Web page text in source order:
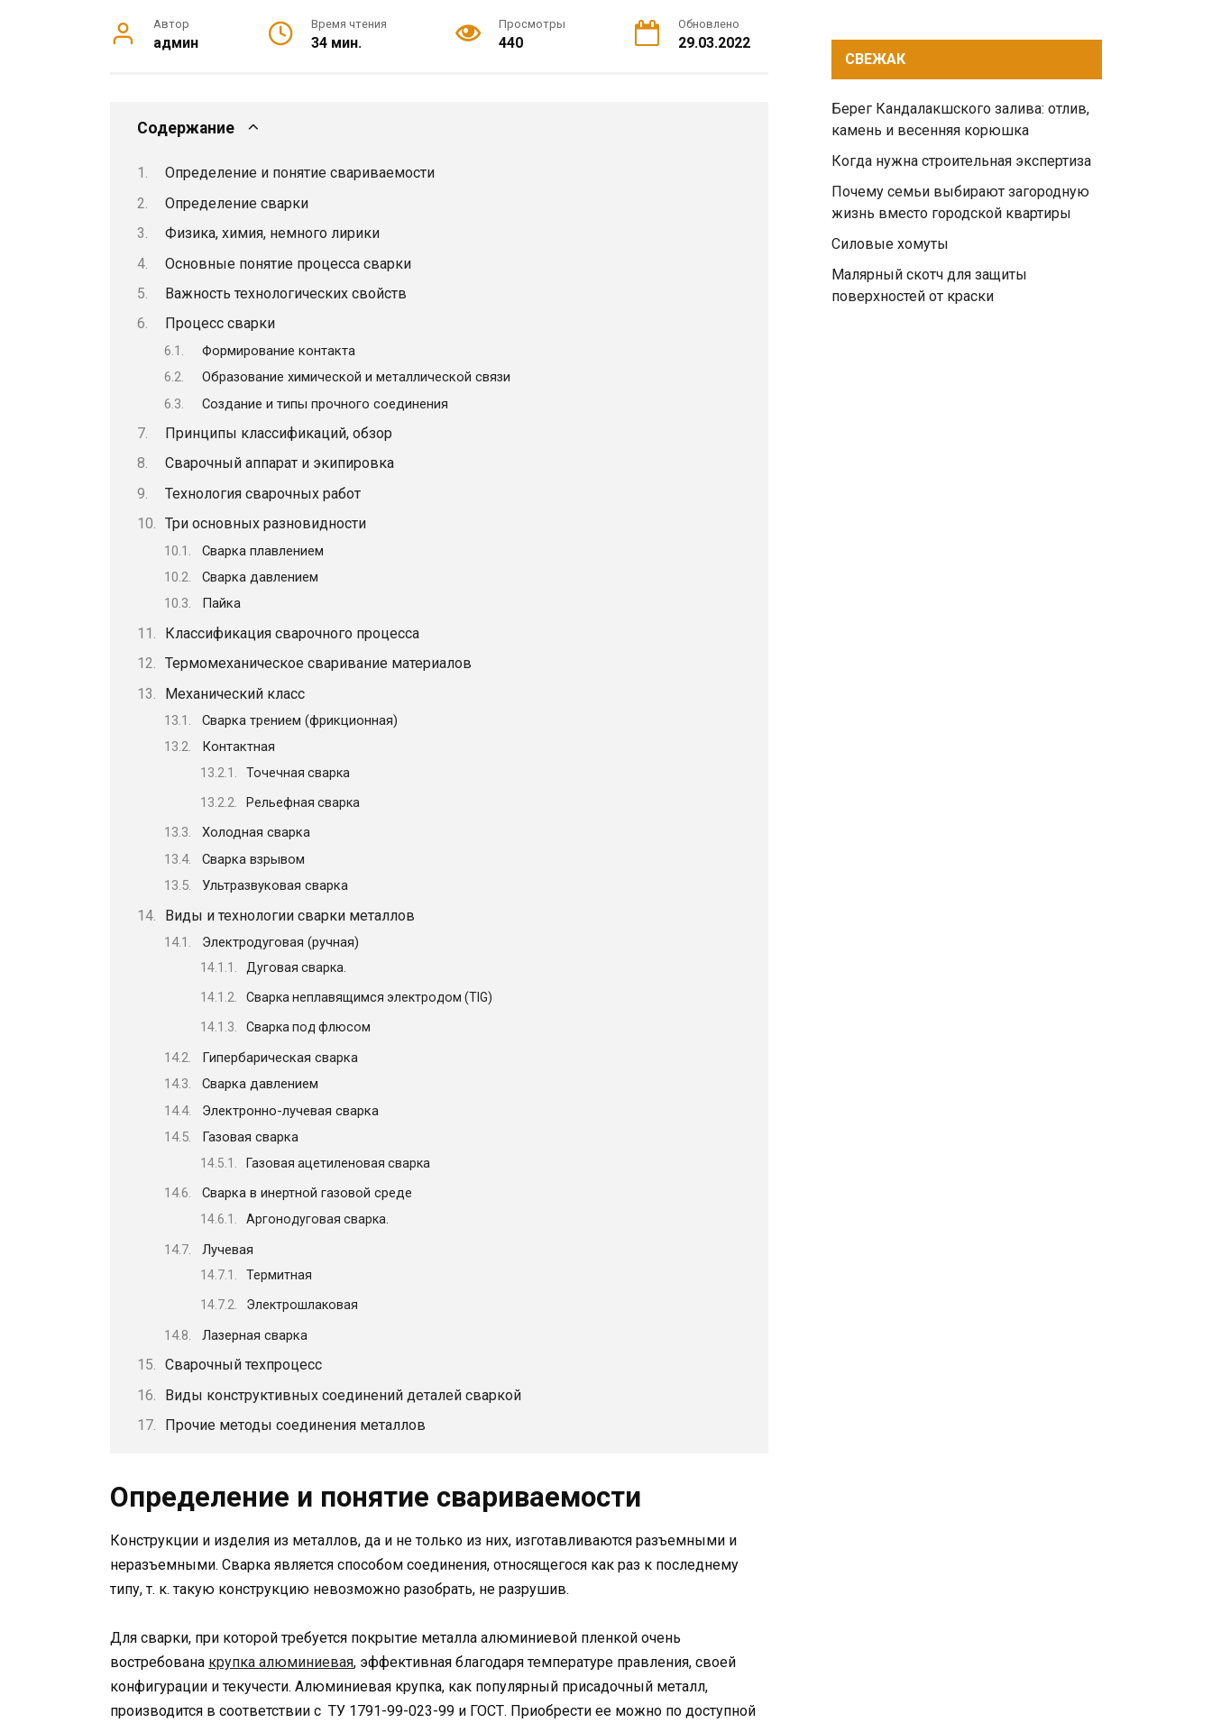
Автор
админ
Время чтения
34 мин.
Просмотры
440
Обновлено
29.03.2022
Содержание
Определение и понятие свариваемости
Определение сварки
Физика, химия, немного лирики
Основные понятие процесса сварки
Важность технологических свойств
Процесс сварки
Формирование контакта
Образование химической и металлической связи
Создание и типы прочного соединения
Принципы классификаций, обзор
Сварочный аппарат и экипировка
Технология сварочных работ
Три основных разновидности
Сварка плавлением
Сварка давлением
Пайка
Классификация сварочного процесса
Термомеханическое сваривание материалов
Механический класс
Сварка трением (фрикционная)
Контактная
Точечная сварка
Рельефная сварка
Холодная сварка
Сварка взрывом
Ультразвуковая сварка
Виды и технологии сварки металлов
Электродуговая (ручная)
Дуговая сварка.
Сварка неплавящимся электродом (TIG)
Сварка под флюсом
Гипербарическая сварка
Сварка давлением
Электронно-лучевая сварка
Газовая сварка
Газовая ацетиленовая сварка
Сварка в инертной газовой среде
Аргонодуговая сварка.
Лучевая
Термитная
Электрошлаковая
Лазерная сварка
Сварочный техпроцесс
Виды конструктивных соединений деталей сваркой
Прочие методы соединения металлов
Определение и понятие свариваемости
Конструкции и изделия из металлов, да и не только из них, изготавливаются разъемными и
неразъемными. Сварка является способом соединения, относящегося как раз к последнему
типу, т. к. такую конструкцию невозможно разобрать, не разрушив.
Для сварки, при которой требуется покрытие металла алюминиевой пленкой очень
востребована крупка алюминиевая, эффективная благодаря температуре правления, своей
конфигурации и текучести. Алюминиевая крупка, как популярный присадочный металл,
производится в соответствии с ТУ 1791-99-023-99 и ГОСТ. Приобрести ее можно по доступной
СВЕЖАК
Берег Кандалакшского залива: отлив,
камень и весенняя корюшка
Когда нужна строительная экспертиза
Почему семьи выбирают загородную
жизнь вместо городской квартиры
Силовые хомуты
Малярный скотч для защиты
поверхностей от краски